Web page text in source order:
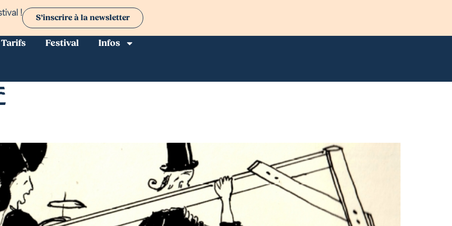
! S’inscrire à la newsletter
Tarifs Festival Infos